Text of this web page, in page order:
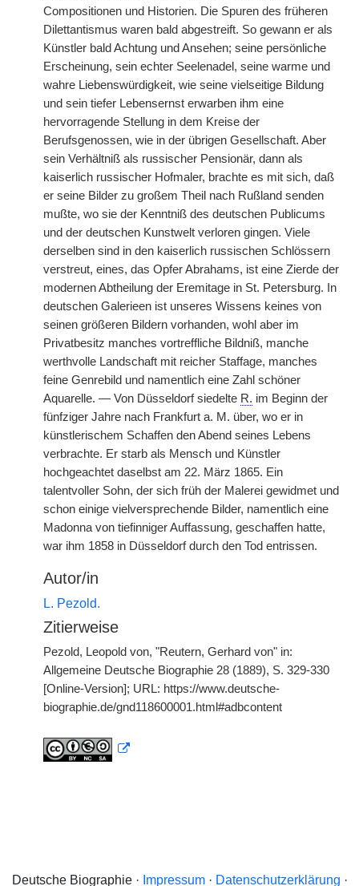
Compositionen und Historien. Die Spuren des früheren
Dilettantismus waren bald abgestreift. So gewann er als
Künstler bald Achtung und Ansehen; seine persönliche
Erscheinung, sein echter Seelenadel, seine warme und
wahre Liebenswürdigkeit, wie seine vielseitige Bildung
und sein tiefer Lebensernst erwarben ihm eine
hervorragende Stellung in dem Kreise der
Berufsgenossen, wie in der übrigen Gesellschaft. Aber
sein Verhältniß als russischer Pensionär, dann als
kaiserlich russischer Hofmaler, brachte es mit sich, daß
er seine Bilder zu großem Theil nach Rußland senden
mußte, wo sie der Kenntniß des deutschen Publicums
und der deutschen Kunstwelt verloren gingen. Viele
derselben sind in den kaiserlich russischen Schlössern
verstreut, eines, das Opfer Abrahams, ist eine Zierde der
modernen Abtheilung der Eremitage in St. Petersburg. In
deutschen Galerieen ist unseres Wissens keines von
seinen größeren Bildern vorhanden, wohl aber im
Privatbesitz manches vortreffliche Bildniß, manche
werthvolle Landschaft mit reicher Staffage, manches
feine Genrebild und namentlich eine Zahl schöner
Aquarelle. — Von Düsseldorf siedelte R. im Beginn der
fünfziger Jahre nach Frankfurt a. M. über, wo er in
künstlerischem Schaffen den Abend seines Lebens
verbrachte. Er starb als Mensch und Künstler
hochgeachtet daselbst am 22. März 1865. Ein
talentvoller Sohn, der sich früh der Malerei gewidmet und
schon einige vielversprechende Bilder, namentlich eine
Madonna von tiefinniger Auffassung, geschaffen hatte,
war ihm 1858 in Düsseldorf durch den Tod entrissen.
Autor/in
L. Pezold.
Zitierweise
Pezold, Leopold von, "Reutern, Gerhard von" in:
Allgemeine Deutsche Biographie 28 (1889), S. 329-330
[Online-Version]; URL: https://www.deutsche-
biographie.de/gnd118600001.html#adbcontent
Deutsche Biographie · Impressum· Datenschutzerklärung ·